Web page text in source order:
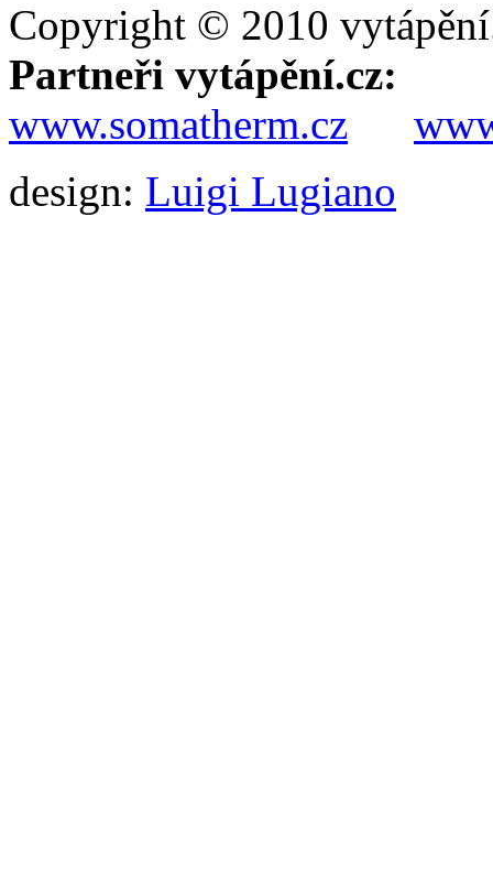
Copyright © 2010
Partneři vytápění.cz:
www.somatherm.cz
design: Luigi Lugiano